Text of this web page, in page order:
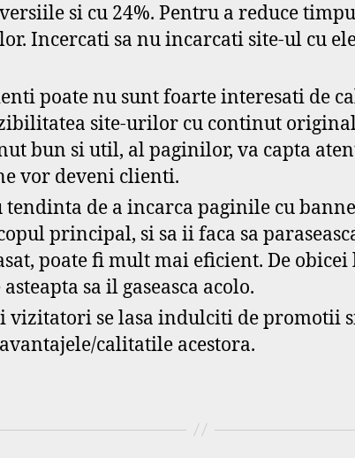
si cu 24%. Pentru a reduce
Incercati sa nu incarcati site-ul cu
poate nu sunt foarte interesati de
site-urilor cu continut
bun si util, al paginilor, va capta
vor deveni clienti.
de a incarca paginile cu
principal, si sa ii faca sa
poate fi mult mai eficient. De
sa il gaseasca acolo.
vizitatori se lasa indulciti de promotii
calitatile acestora.